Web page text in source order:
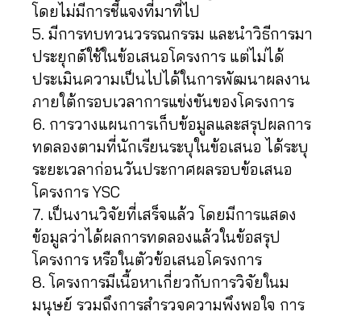
โดยไม่มีการชี้แจงที่มาที่ไป
5. มีการทบทวนวรรณกรรม และนำวิธีการมา
ประยุกต์ใช้ในข้อเสนอโครงการ แต่ไม่ได้
ประเมินความเป็นไปได้ในการพัฒนาผลงาน
ภายใต้กรอบเวลาการแข่งขันของโครงการ
6. การวางแผนการเก็บข้อมูลและสรุปผลการ
ทดลองตามที่นักเรียนระบุในข้อเสนอ ได้ระบุ
ระยะเวลาก่อนวันประกาศผลรอบข้อเสนอ
โครงการ YSC
7. เป็นงานวิจัยที่เสร็จแล้ว โดยมีการแสดง
ข้อมูลว่าได้ผลการทดลองแล้วในข้อสรุป
โครงการ หรือในตัวข้อเสนอโครงการ
8. โครงการมีเนื้อหาเกี่ยวกับการวิจัยในม
มนุษย์ รวมถึงการสำรวจความพึงพอใจ การ